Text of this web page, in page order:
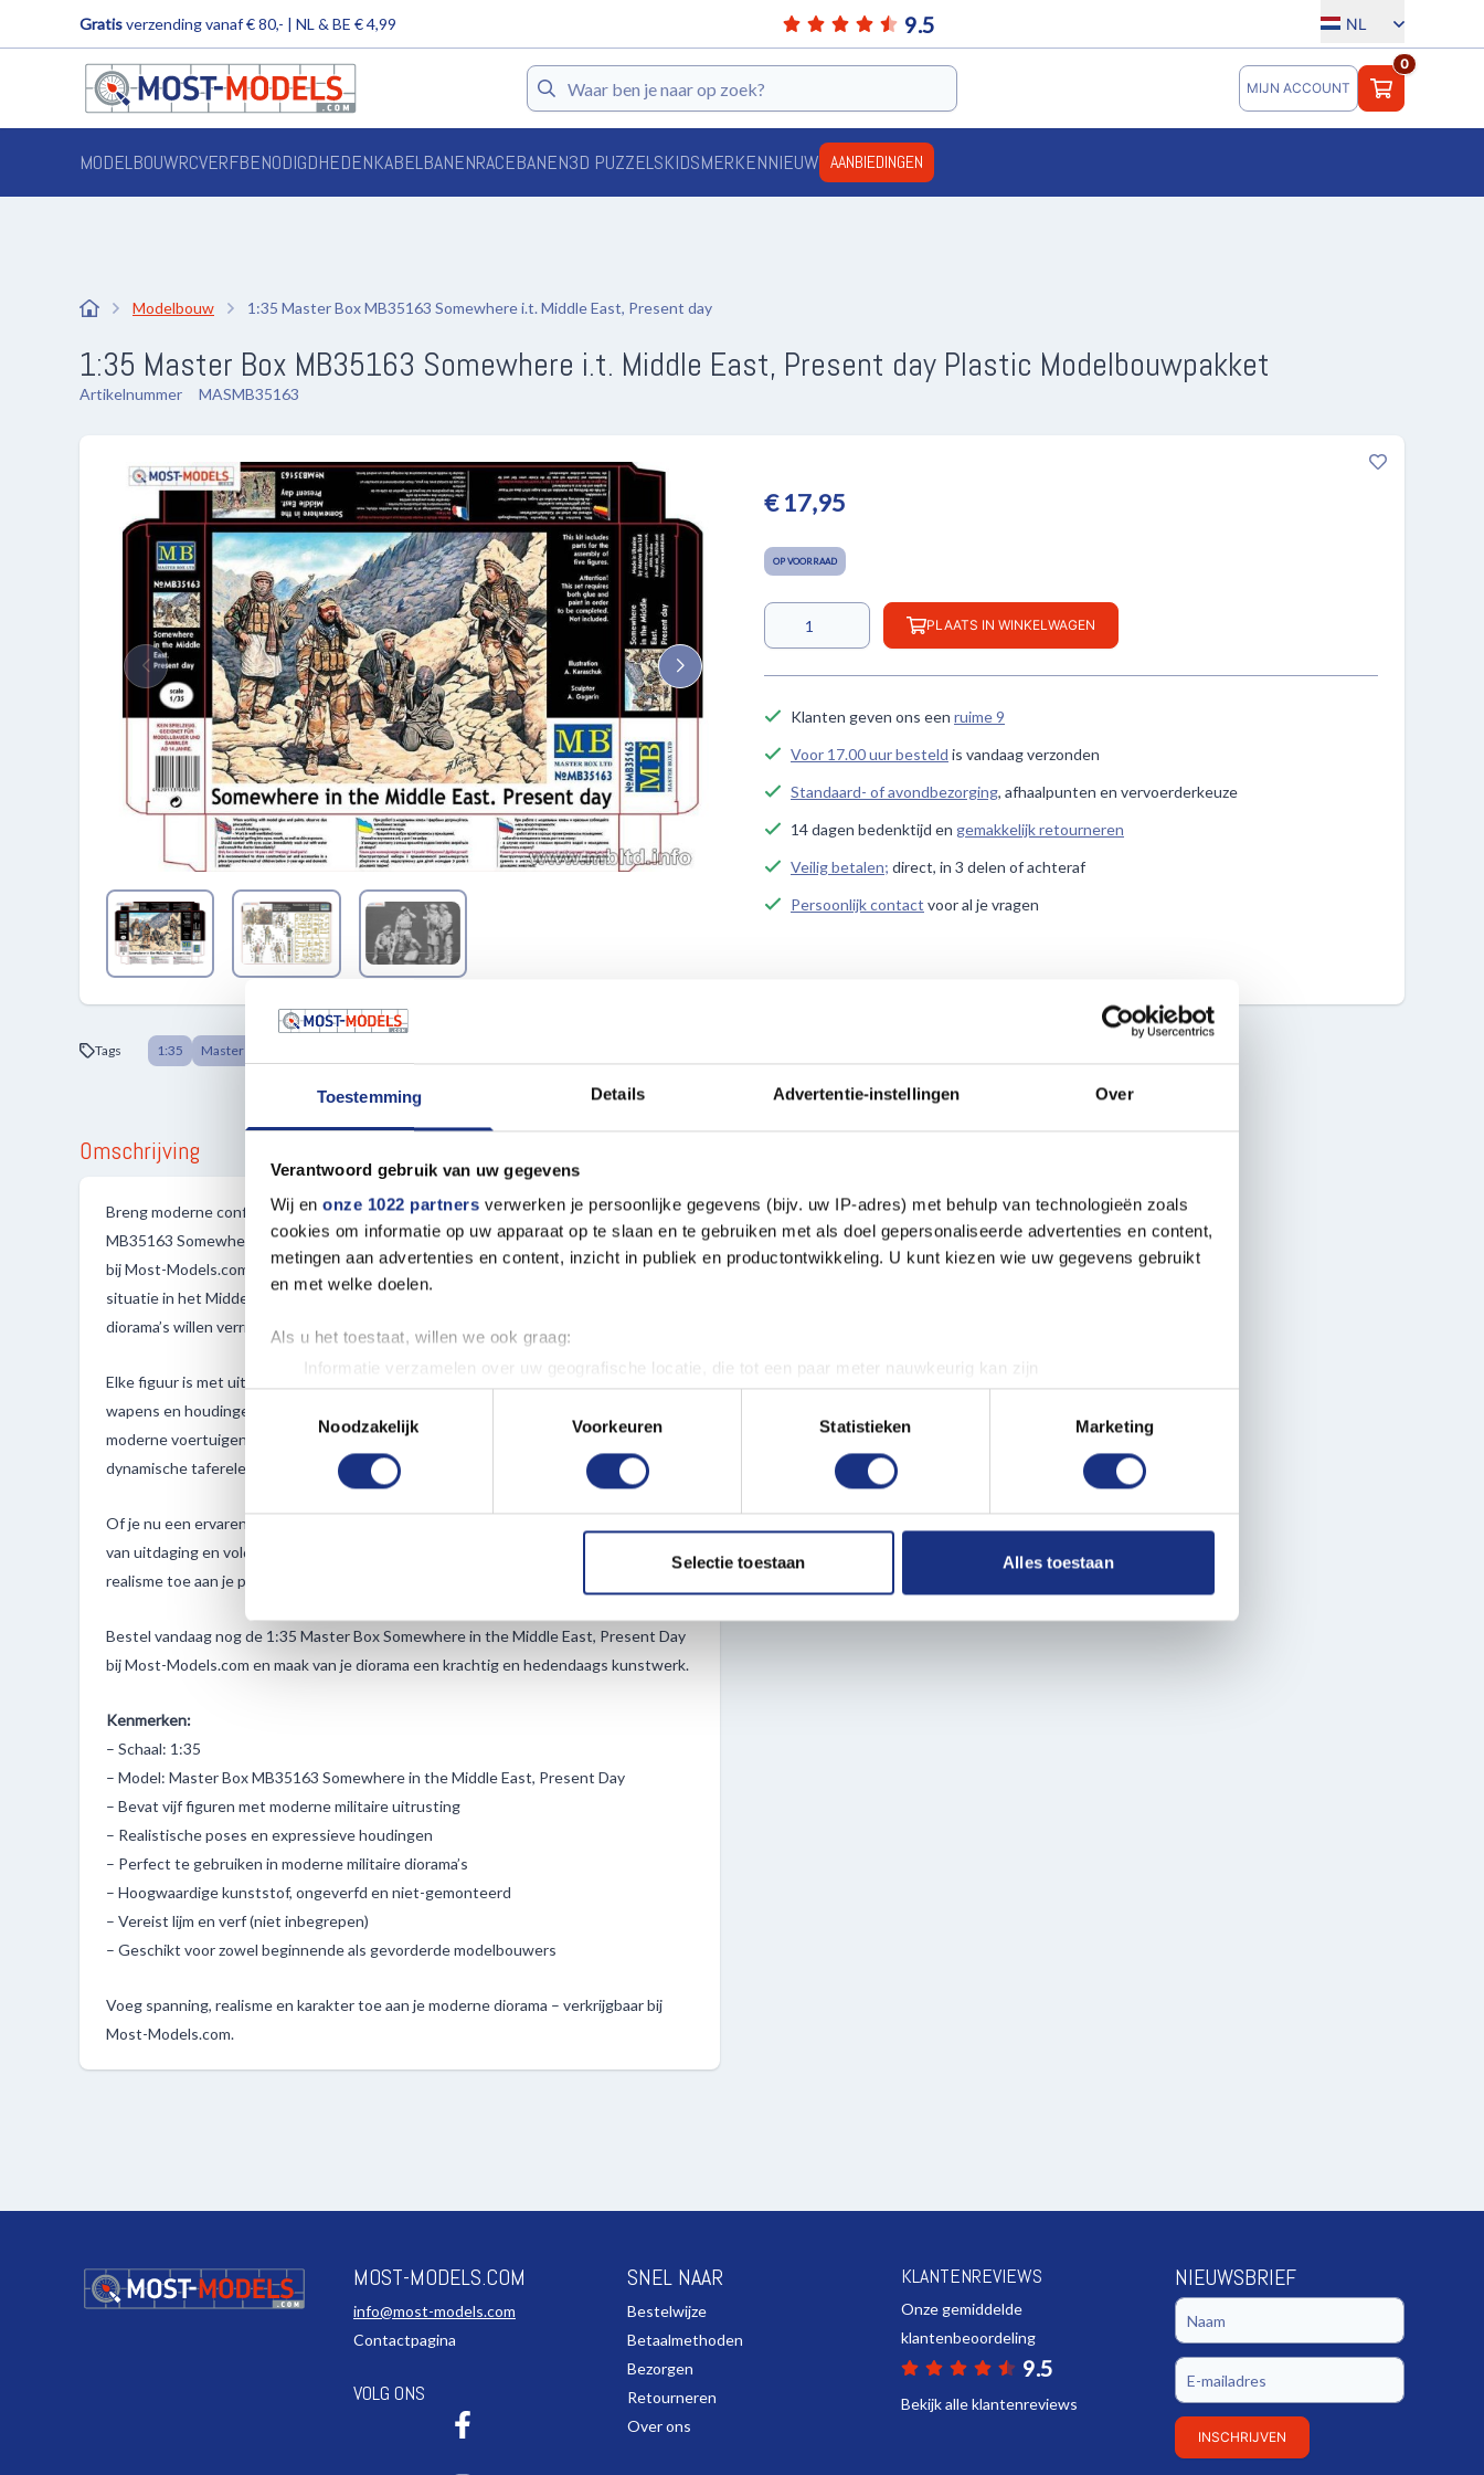
Toestemming Details Advertentie-instellingen Over
Verantwoord gebruik van uw gegevens
Wij en onze 1022 partners verwerken je persoonlijke gegevens (bijv. uw IP-adres) met behulp van technologieën zoals
cookies om informatie op uw apparaat op te slaan en te gebruiken met als doel gepersonaliseerde advertenties en content,
metingen aan advertenties en content, inzicht in publiek en productontwikkeling. U kunt kiezen wie uw gegevens gebruikt
en met welke doelen.
Als u het toestaat, willen we ook graag:
Informatie verzamelen over uw geografische locatie, die tot een paar meter nauwkeurig kan zijn
Uw apparaat identificeren door het actief te scannen op specifieke eigenschappen (fingerprinting)
Lees meer over hoe uw persoonlijke gegevens worden verwerkt en stel uw voorkeuren in het
detailgedeeltein. U kunt uw
toestemming op elk moment wijzigen of intrekken in de Cookieverklaring.
websiteverkeer te analyseren. Ook delen we informatie over uw gebruik van onze site met onze partners voor social
media, adverteren en analyse. Deze partners kunnen deze gegevens combineren met andere informatie die u aan ze heeft
Noodzakelijk
Voorkeuren Statistieken Marketing
Selectie toestaan Alles toestaan
9.5
Gratisverzending vanaf € 80,- | NL & BE € 4,99 NL
MIJN ACCOUNT
0
Zoeken
MODELBOUWRCVERFBENODIGDHEDENKABELBANENRACEBANEN3D PUZZELSKIDSMERKENNIEUW AANBIEDINGEN
Modelbouw 1:35 Master Box MB35163 Somewhere i.t. Middle East, Present day
1:35 Master Box MB35163 Somewhere i.t. Middle East, Present day Plastic Modelbouwpakket
Artikelnummer MASMB35163
€ 17,95
OP VOORRAAD
PLAATS IN WINKELWAGEN
Klanten geven ons een ruime 9
Voor 17.00 uur besteld is vandaag verzonden
Standaard- of avondbezorging, afhaalpunten en vervoerderkeuze
14 dagen bedenktijd en gemakkelijk retourneren
Veilig betalen; direct, in 3 delen of achteraf
Persoonlijk contact voor al je vragen
Tags 1:35 Master Box
Omschrijving
Breng moderne conflicten en realistische scènes tot leven met de 1:35 Master Box
MB35163 Somewhere in the Middle East, Present Day. Deze figurenset, verkrijgbaar
bij Most-Models.com, bevat vijf gedetailleerde figuren die een hedendaagse militaire
situatie in het Midden-Oosten uitbeelden. Ideaal voor modelbouwers die hun
diorama’s willen verrijken met moderne thema’s en authentieke details.
Elke figuur is met uiterste precisie ontworpen om hedendaagse militaire kleding,
wapens en houdingen realistisch weer te geven. De set is perfect te combineren met
moderne voertuigen of stadsomgevingen en biedt volop mogelijkheden om unieke en
dynamische taferelen te creëren.
Of je nu een ervaren modelbouwer bent of net begint, deze set biedt een combinatie
van uitdaging en voldoening. Met de 1:35 Master Box MB35163 voeg je niet alleen
realisme toe aan je project, maar ook emotie en spanning.
Bestel vandaag nog de 1:35 Master Box Somewhere in the Middle East, Present Day
bij Most-Models.com en maak van je diorama een krachtig en hedendaags kunstwerk.
Kenmerken:
– Schaal: 1:35
– Model: Master Box MB35163 Somewhere in the Middle East, Present Day
– Bevat vijf figuren met moderne militaire uitrusting
– Realistische poses en expressieve houdingen
– Perfect te gebruiken in moderne militaire diorama’s
– Hoogwaardige kunststof, ongeverfd en niet-gemonteerd
– Vereist lijm en verf (niet inbegrepen)
– Geschikt voor zowel beginnende als gevorderde modelbouwers
Voeg spanning, realisme en karakter toe aan je moderne diorama – verkrijgbaar bij
Most-Models.com.
MOST-MODELS.COM
info@most-models.com
Contactpagina
VOLG ONS
SNEL NAAR
Bestelwijze
Betaalmethoden
Bezorgen
Retourneren
Over ons
KLANTENREVIEWS
Onze gemiddelde
klantenbeoordeling
9.5
Bekijk alle klantenreviews
NIEUWSBRIEF
INSCHRIJVEN